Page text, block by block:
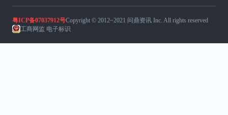
粤ICP备07037912号Copyright © 2012~2021 问鼎资讯 Inc. All rights reserved
工商网监 电子标识